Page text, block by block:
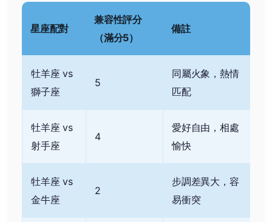
星座配對
兼容性評分
（滿分5）
備註
牡羊座 vs
獅子座
5
同屬火象，熱情
匹配
牡羊座 vs
射手座
4
愛好自由，相處
愉快
牡羊座 vs
金牛座
2
步調差異大，容
易衝突